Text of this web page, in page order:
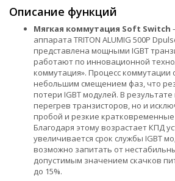
Описание функций
Мягкая коммутация Soft Switch
аппарата TRITON ALUMIG 500P
представлена мощными IGBT
работают по инновационной
коммутация». Процесс коммутации
небольшим смещением фаз, что
потери IGBT модулей. В
перегрев транзисторов, но и
пробой и резкие кратковременные
Благодаря этому возрастает КПД
увеличивается срок службы IGBT
возможно запитать от
допустимым значением скачков
до 15%.